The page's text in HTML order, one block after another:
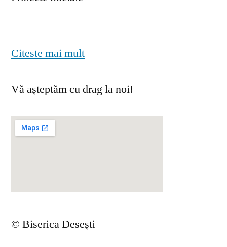
Citeste mai mult
Vă așteptăm cu drag la noi!
© Biserica Desești